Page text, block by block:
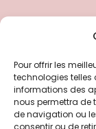
Pour offrir les
technologies telles
informations des
nous permettra de
de navigation ou
consentir ou de